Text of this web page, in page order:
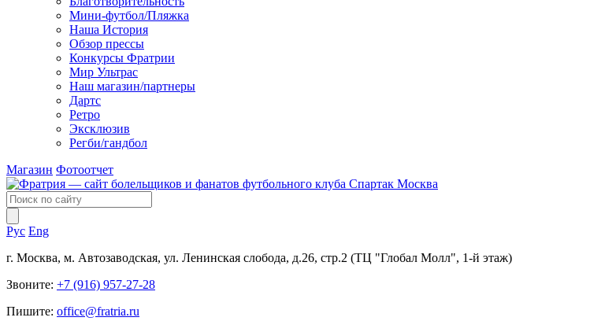
Мини-футбол/Пляжка
Наша История
Обзор прессы
Конкурсы Фратрии
Мир Ультрас
Наш магазин/партнеры
Дартс
Ретро
Эксклюзив
Регби/гандбол
Магазин Фотоотчет
Рус Eng
г. Москва, м. Автозаводская, ул. Ленинская слобода, д.26, стр.2 (ТЦ "Глобал Молл", 1-й этаж)
Звоните: +7 (916) 957-27-28
Пишите: office@fratria.ru